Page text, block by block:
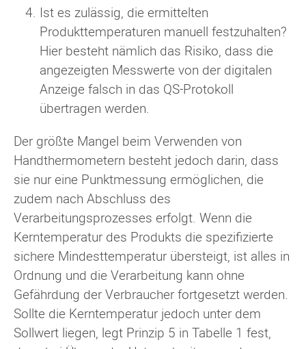
Ist es zulässig, die ermittelten
Produkttemperaturen manuell festzuhalten?
Hier besteht nämlich das Risiko, dass die
angezeigten Messwerte von der digitalen
Anzeige falsch in das QS-Protokoll
übertragen werden.
Der größte Mangel beim Verwenden von
Handthermometern besteht jedoch darin, dass
sie nur eine Punktmessung ermöglichen, die
zudem nach Abschluss des
Verarbeitungsprozesses erfolgt. Wenn die
Kerntemperatur des Produkts die spezifizierte
sichere Mindesttemperatur übersteigt, ist alles in
Ordnung und die Verarbeitung kann ohne
Gefährdung der Verbraucher fortgesetzt werden.
Sollte die Kerntemperatur jedoch unter dem
Sollwert liegen, legt Prinzip 5 in Tabelle 1 fest,